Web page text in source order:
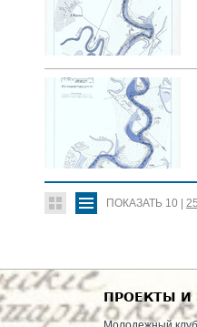
ПОКАЗАТЬ 10
ПРОЕКТЫ И